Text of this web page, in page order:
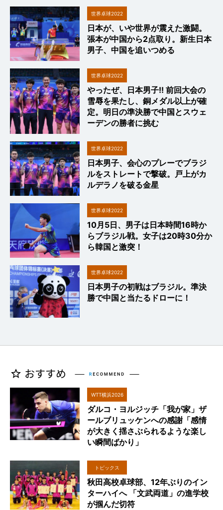
世界卓球2022
日本が、いや世界が震えた激闘。
張本が中国から2点取り。新生日本
男子、中国を追いつめる
世界卓球2022
やったぜ、日本男子!! 前回大会の
雪辱を果たし、銅メダル以上が確
定。明日の準決勝で中国とスウェ
ーデンの勝者に挑む
世界卓球2022
日本男子、会心のプレーでブラジ
ルをストレートで撃破。戸上がカ
ルデラノを破る金星
世界卓球2022
10月5日、男子は日本時間16時か
らブラジル戦。女子は20時30分か
ら韓国と激突！
世界卓球2022
日本男子の初戦はブラジル。準決
勝で中国と当たるドローに！
WTT横浜2026
ダルコ・ヨルジッチ「我が家」ザ
ールブリュッケンへの感謝「感情
が大きく揺さぶられるような楽し
い瞬間ばかり」
トピックス
秋田高校卓球部、12年ぶりのイン
ターハイへ 「文武両道」の進学校
が掴んだ切符